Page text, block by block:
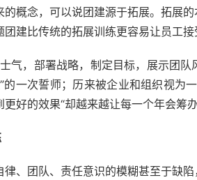
的概念，可以说团建源于拓展。拓展
建比传统的拓展训练更容易让员工接
气，部署战略，制定目标，展示团队
的一次誓师；历来被企业和组织视为
好的效果“却越来越让每一个年会筹办
律、团队、责任意识的模糊甚至于缺